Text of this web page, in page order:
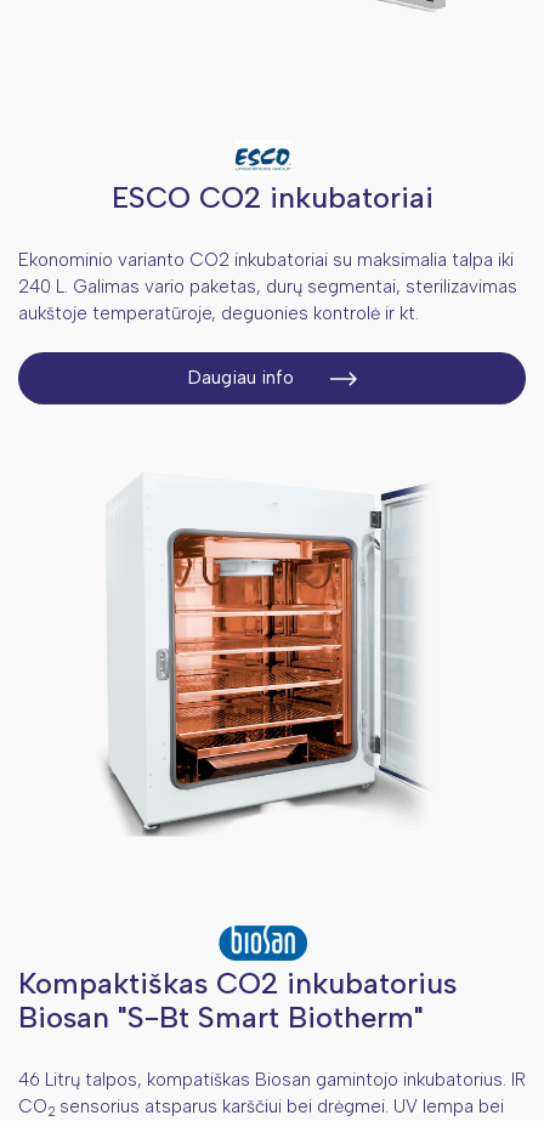
ESCO CO2 inkubatoriai
Ekonominio varianto CO2 inkubatoriai su maksimalia talpa iki
240 L. Galimas vario paketas, durų segmentai, sterilizavimas
aukštoje temperatūroje, deguonies kontrolė ir kt.
Daugiau info
Kompaktiškas CO2 inkubatorius
Biosan "S-Bt Smart Biotherm"
46 Litrų talpos, kompatiškas Biosan gamintojo inkubatorius. IR
CO2 sensorius atsparus karščiui bei drėgmei. UV lempa bei